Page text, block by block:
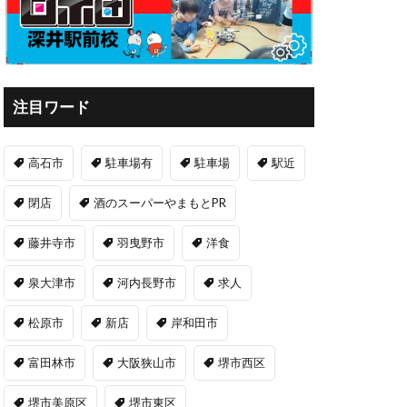
注目ワード
高石市 駐車場有 駐車場 駅近
閉店 酒のスーパーやまもとPR
藤井寺市 羽曳野市 洋食
泉大津市 河内長野市 求人
松原市 新店 岸和田市
富田林市 大阪狭山市 堺市西区
堺市美原区 堺市東区